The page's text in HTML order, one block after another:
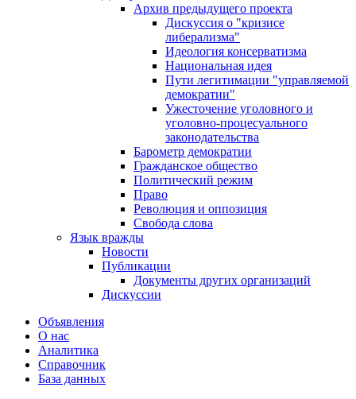
Архив предыдущего проекта
Дискуссия о "кризисе
либерализма"
Идеология консерватизма
Национальная идея
Пути легитимации "управляемой
демократии"
Ужесточение уголовного и
уголовно-процесуального
законодательства
Барометр демократии
Гражданское общество
Политический режим
Право
Революция и оппозиция
Свобода слова
Язык вражды
Новости
Публикации
Документы других организаций
Дискуссии
Объявления
О нас
Аналитика
Справочник
База данных